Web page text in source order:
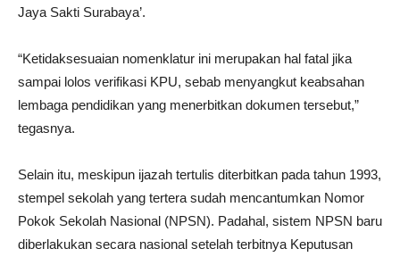
Jaya Sakti Surabaya’.
“Ketidaksesuaian nomenklatur ini merupakan hal fatal jika
sampai lolos verifikasi KPU, sebab menyangkut keabsahan
lembaga pendidikan yang menerbitkan dokumen tersebut,”
tegasnya.
Selain itu, meskipun ijazah tertulis diterbitkan pada tahun 1993,
stempel sekolah yang tertera sudah mencantumkan Nomor
Pokok Sekolah Nasional (NPSN). Padahal, sistem NPSN baru
diberlakukan secara nasional setelah terbitnya Keputusan